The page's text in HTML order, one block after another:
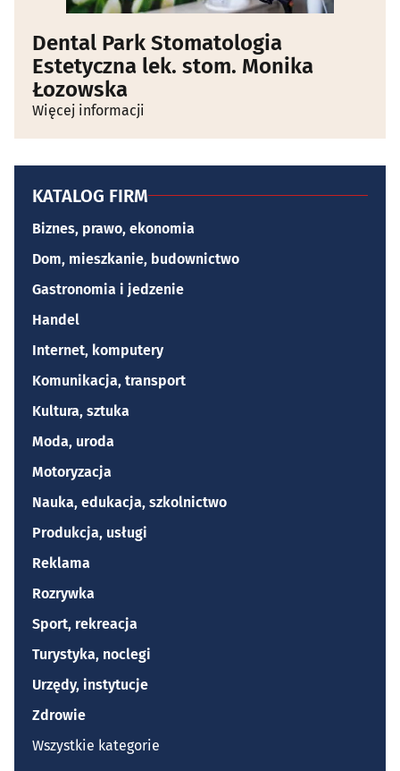
Dental Park Stomatologia
Estetyczna lek. stom. Monika
Łozowska
Więcej informacji
KATALOG FIRM
Biznes, prawo, ekonomia
Dom, mieszkanie, budownictwo
Gastronomia i jedzenie
Handel
Internet, komputery
Komunikacja, transport
Kultura, sztuka
Moda, uroda
Motoryzacja
Nauka, edukacja, szkolnictwo
Produkcja, usługi
Reklama
Rozrywka
Sport, rekreacja
Turystyka, noclegi
Urzędy, instytucje
Zdrowie
Wszystkie kategorie